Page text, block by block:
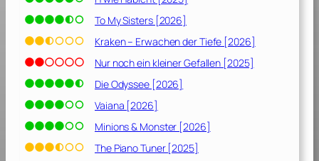
To My Sisters [2026]
Kraken – Erwachen der Tiefe [2026]
Nur noch ein kleiner Gefallen [2025]
Die Odyssee [2026]
Vaiana [2026]
Minions & Monster [2026]
The Piano Tuner [2025]